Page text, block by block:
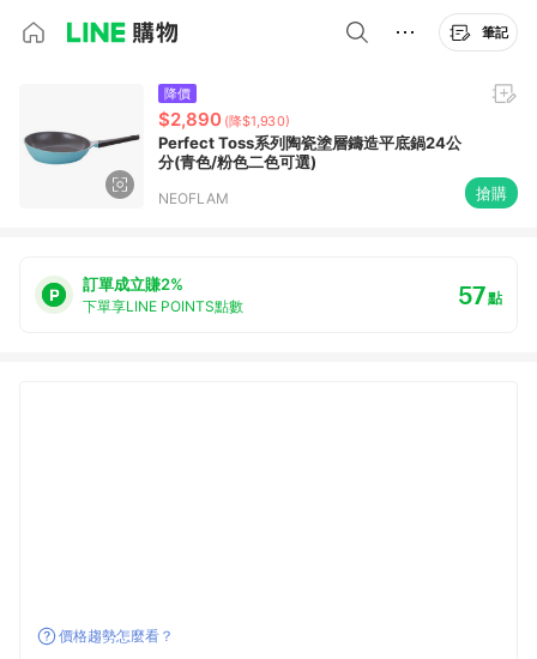
筆記
降價
$2,890 (降$1,930)
Perfect Toss系列陶瓷塗層鑄造平底鍋24公
分(青色/粉色二色可選)
NEOFLAM 搶購
訂單成立賺2%
下單享LINE POINTS點數 57點
價格趨勢怎麼看？